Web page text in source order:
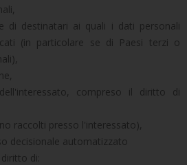
di destinatari ai quali i dati personali
(in particolare se di Paesi terzi o
compreso il diritto di
raccolti presso l'interessato),
decisionale automatizzato
di: